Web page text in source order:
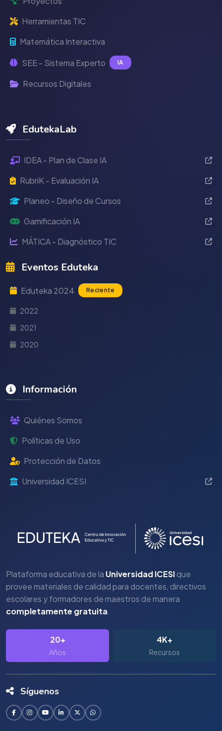
Herramientas TIC
Matemática Interactiva
SEE - Sistema Experto IA
Recursos Digitales
EdutekaLab
IDEA - Plan de Clase IA
RubriK - Evaluación IA
Planeo - Diseño de Cursos
Gamificación IA
MÁTICA - Diagnóstico TIC
Eventos Eduteka
Eduteka 2024 Reciente
2022
2021
2020
Información
Quiénes Somos
Políticas de Uso
Protección de Datos
Universidad ICESI
Plataforma educativa de la Universidad ICESIque
provee materiales de calidad para docentes, directivos
escolares y formadores de maestros de manera
completamente gratuita.
20+
Años
4K+
Recursos
Síguenos